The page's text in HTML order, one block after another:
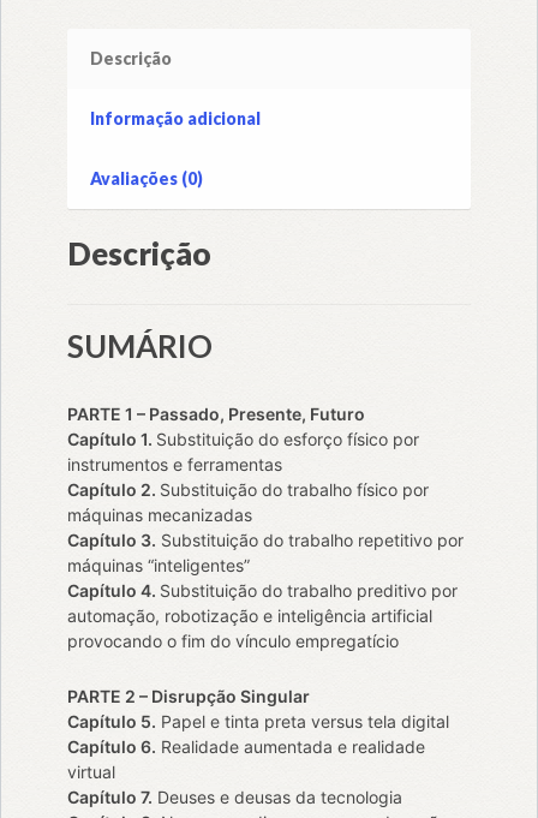
Descrição
Informação adicional
Avaliações (0)
Descrição
SUMÁRIO
PARTE 1 – Passado, Presente, Futuro
Capítulo 1. Substituição do esforço físico por
instrumentos e ferramentas
Capítulo 2. Substituição do trabalho físico por
máquinas mecanizadas
Capítulo 3. Substituição do trabalho repetitivo por
máquinas “inteligentes”
Capítulo 4. Substituição do trabalho preditivo por
automação, robotização e inteligência artificial
provocando o fim do vínculo empregatício
PARTE 2 – Disrupção Singular
Capítulo 5. Papel e tinta preta versus tela digital
Capítulo 6. Realidade aumentada e realidade
virtual
Capítulo 7. Deuses e deusas da tecnologia